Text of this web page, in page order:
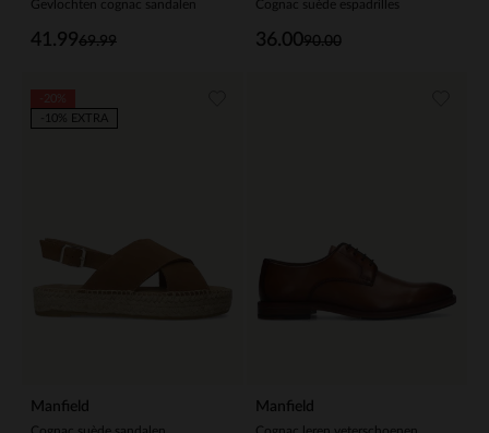
Gevlochten cognac sandalen
69.99
41.99
Cognac suède espadrilles
90.00
36.00
Manfield
Cognac suède sandalen
-10% EXTRA
Manfield
Cognac leren veterschoenen